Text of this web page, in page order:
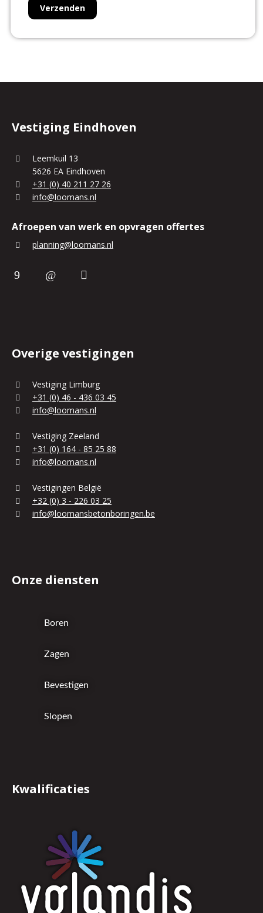
Vestiging Eindhoven
Leemkuil 13
5626 EA Eindhoven
+31 (0) 40 211 27 26
info@loomans.nl
Afroepen van werk en opvragen offertes
planning@loomans.nl
Overige vestigingen
Vestiging Limburg
+31 (0) 46 - 436 03 45
info@loomans.nl
Vestiging Zeeland
+31 (0) 164 - 85 25 88
info@loomans.nl
Vestigingen België
+32 (0) 3 - 226 03 25
info@loomansbetonboringen.be
Onze diensten
Boren
Zagen
Bevestigen
Slopen
Kwalificaties